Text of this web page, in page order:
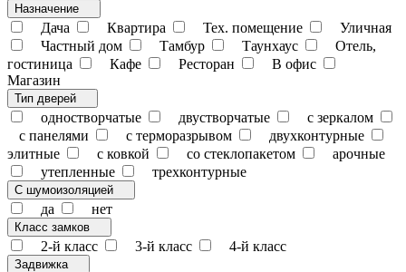
Назначение
Дача Квартира Тех. помещение
Уличная
Частный дом
Тамбур Таунхаус
Отель,
гостиница
Кафе Ресторан
В офис
Магазин
Тип дверей
одностворчатые двустворчатые
с зеркалом
с панелями
с терморазрывом
двухконтурные
элитные
с ковкой со стеклопакетом
арочные
утепленные
трехконтурные
С шумоизоляцией
да нет
Класс замков
2-й класс 3-й класс 4-й класс
Задвижка